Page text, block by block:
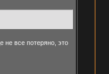
не все потеряно, это